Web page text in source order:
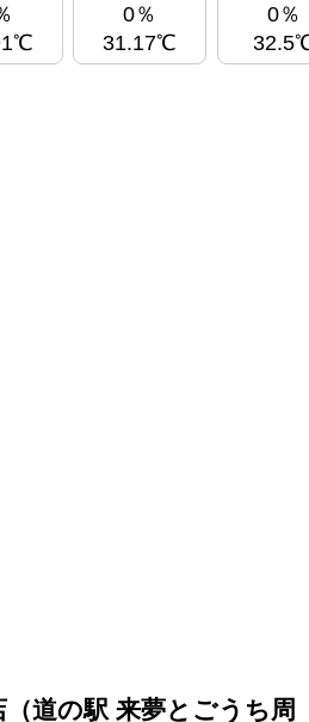
0％
31.17℃
0％
道の駅 来夢とごうち周